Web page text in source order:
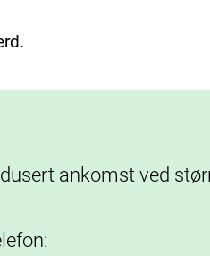
ankomst ved